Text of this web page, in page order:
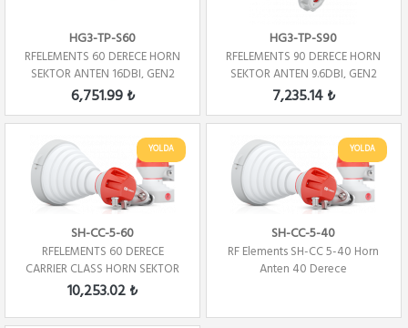
HG3-TP-S60
RFELEMENTS 60 DERECE HORN
SEKTOR ANTEN 16DBI, GEN2
6,751.99 ₺
HG3-TP-S90
RFELEMENTS 90 DERECE HORN
SEKTOR ANTEN 9.6DBI, GEN2
7,235.14 ₺
YOLDA
SH-CC-5-60
RFELEMENTS 60 DERECE
CARRIER CLASS HORN SEKTOR
ANTEN
10,253.02 ₺
YOLDA
SH-CC-5-40
RF Elements SH-CC 5-40 Horn
Anten 40 Derece